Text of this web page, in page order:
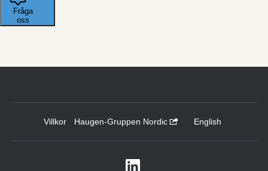
Villkor Haugen-Gruppen Nordic English